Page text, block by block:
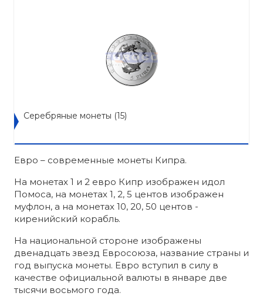
Серебряные монеты (15)
Евро – современные монеты Кипра.
На монетах 1 и 2 евро Кипр изображен идол
Помоса, на монетах 1, 2, 5 центов изображен
муфлон, а на монетах 10, 20, 50 центов -
киренийский корабль.
На национальной стороне изображены
двенадцать звезд Евросоюза, название страны и
год выпуска монеты. Евро вступил в силу в
качестве официальной валюты в январе две
тысячи восьмого года.